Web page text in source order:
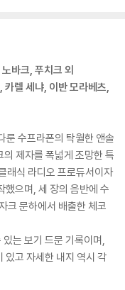
바크, 푸치크 외
카렐 세냐, 이반 모라베츠,
룬 수프라폰의 탁월한 앤솔
제자를 폭넓게 조망한 특
래식 라디오 프로듀서이자
했으며, 세 장의 음반에 수
크 문하에서 배출한 체코
는 보기 드문 기록이며,
있고 자세한 내지 역시 각